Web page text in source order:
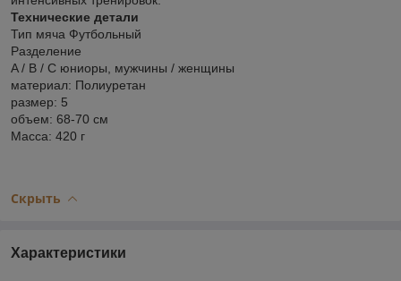
Технические детали
Тип мяча Футбольный
Разделение
A / B / C юниоры, мужчины / женщины
материал: Полиуретан
размер: 5
объем: 68-70 см
Масса: 420 г
Скрыть
Характеристики